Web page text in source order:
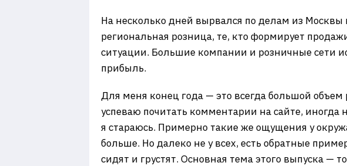
На несколько дней вырвался по делам из
региональная розница, те, кто формирует
ситуации. Большие компании и розничные сети
прибыль.
Для меня конец года — это всегда большой
успеваю почитать комментарии на сайте, иногда
я стараюсь. Примерно такие же ощущения у
больше. Но далеко не у всех, есть обратные
сидят и грустят. Основная тема этого выпуска